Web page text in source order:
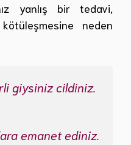
yanlış bir tedavi,
neden
giysiniz cildiniz.
emanet ediniz.